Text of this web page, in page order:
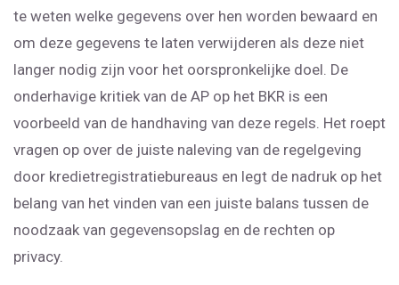
te weten welke gegevens over hen worden bewaard en
om deze gegevens te laten verwijderen als deze niet
langer nodig zijn voor het oorspronkelijke doel. De
onderhavige kritiek van de AP op het BKR is een
voorbeeld van de handhaving van deze regels. Het roept
vragen op over de juiste naleving van de regelgeving
door kredietregistratiebureaus en legt de nadruk op het
belang van het vinden van een juiste balans tussen de
noodzaak van gegevensopslag en de rechten op
privacy.